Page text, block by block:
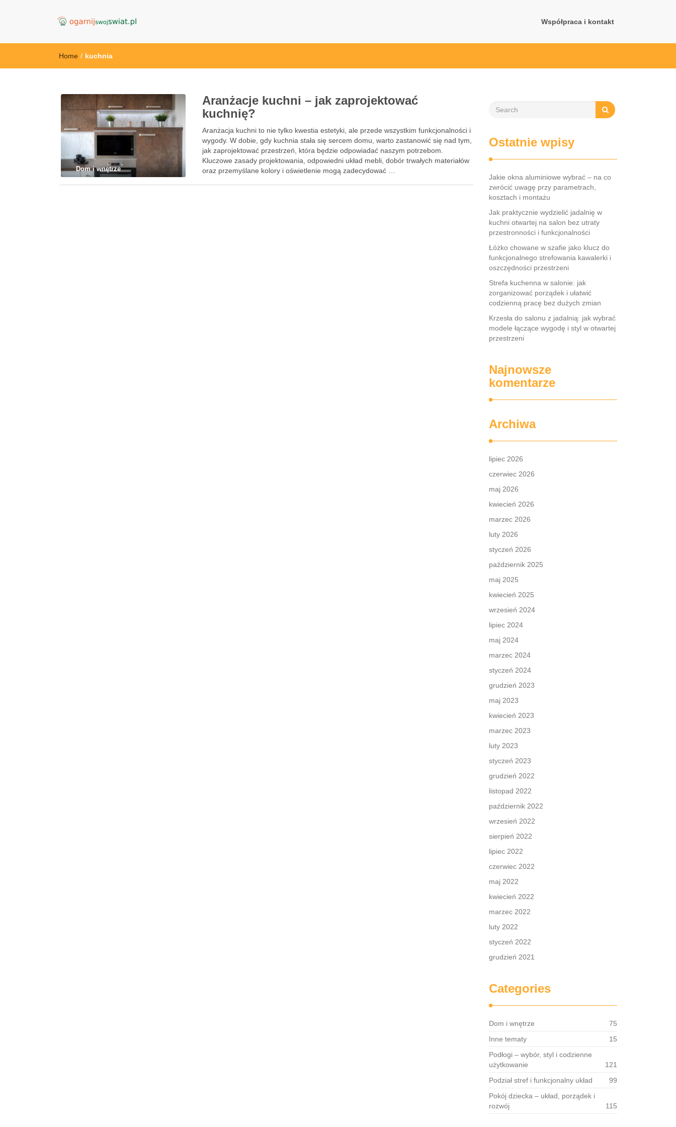
Współpraca i kontakt
Home / kuchnia
Dom i wnętrze
Aranżacje kuchni – jak zaprojektować
kuchnię?
Aranżacja kuchni to nie tylko kwestia estetyki, ale przede wszystkim funkcjonalności i
wygody. W dobie, gdy kuchnia stała się sercem domu, warto zastanowić się nad tym,
jak zaprojektować przestrzeń, która będzie odpowiadać naszym potrzebom.
Kluczowe zasady projektowania, odpowiedni układ mebli, dobór trwałych materiałów
oraz przemyślane kolory i oświetlenie mogą zadecydować …
Ostatnie wpisy
Jakie okna aluminiowe wybrać – na co
zwrócić uwagę przy parametrach,
kosztach i montażu
Jak praktycznie wydzielić jadalnię w
kuchni otwartej na salon bez utraty
przestronności i funkcjonalności
Łóżko chowane w szafie jako klucz do
funkcjonalnego strefowania kawalerki i
oszczędności przestrzeni
Strefa kuchenna w salonie: jak
zorganizować porządek i ułatwić
codzienną pracę bez dużych zmian
Krzesła do salonu z jadalnią: jak wybrać
modele łączące wygodę i styl w otwartej
przestrzeni
Najnowsze
komentarze
Archiwa
lipiec 2026
czerwiec 2026
maj 2026
kwiecień 2026
marzec 2026
luty 2026
styczeń 2026
październik 2025
maj 2025
kwiecień 2025
wrzesień 2024
lipiec 2024
maj 2024
marzec 2024
styczeń 2024
grudzień 2023
maj 2023
kwiecień 2023
marzec 2023
luty 2023
styczeń 2023
grudzień 2022
listopad 2022
październik 2022
wrzesień 2022
sierpień 2022
lipiec 2022
czerwiec 2022
maj 2022
kwiecień 2022
marzec 2022
luty 2022
styczeń 2022
grudzień 2021
Categories
Dom i wnętrze
75
Inne tematy
15
Podłogi – wybór, styl i codzienne
użytkowanie
121
Podział stref i funkcjonalny układ
99
Pokój dziecka – układ, porządek i
rozwój
115